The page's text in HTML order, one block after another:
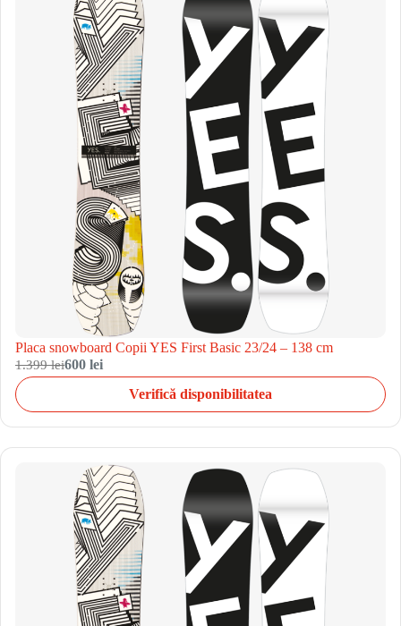
Placa snowboard Copii YES First Basic 23/24 – 138 cm
1.399 lei600 lei
Verifică disponibilitatea